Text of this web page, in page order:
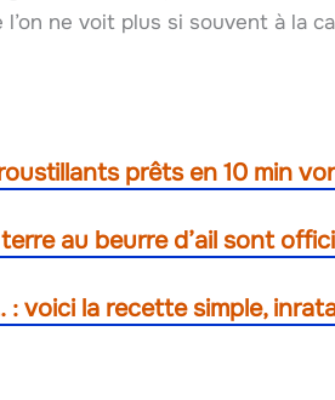
ne voit plus si souvent à la
prêts en 10 min
au beurre d’ail sont
voici la recette simple,